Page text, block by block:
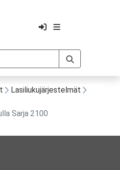
Lasiliukujärjestelmät
Sarja 2100